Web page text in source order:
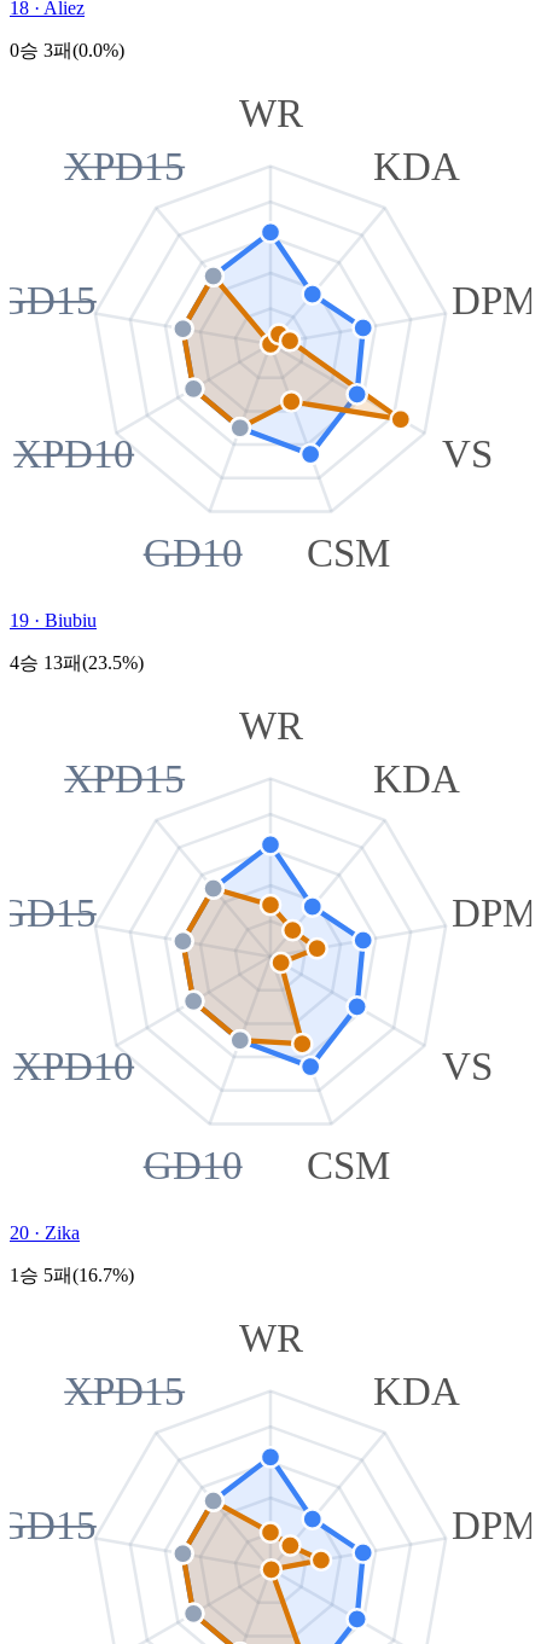
18 · Aliez
0승 3패(0.0%)
WR
KDA
DPM
VS
CSM
GD10
XPD10
XPD15
19 · Biubiu
4승 13패(23.5%)
WR
KDA
DPM
VS
CSM
GD10
XPD10
XPD15
20 · Zika
1승 5패(16.7%)
WR
KDA
DPM
XPD15